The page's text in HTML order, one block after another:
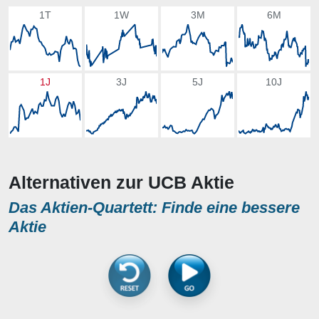
1T 1W 3M 6M
1J 3J 5J 10J
Alternativen zur UCB Aktie
Das Aktien-Quartett: Finde eine bessere
Aktie